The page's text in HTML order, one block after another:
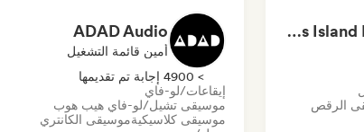
Dreamers Island Entertainment
الرقص
ADAD Audio
أمين قائمة التشغيل
> 4900 إجابة تم تقديمها
إيقاعات/لو-فاي
موسيقى تشيل/لو-فاي هيب هوب
موسيقى كلاسيكيةموسيقى الكانتري